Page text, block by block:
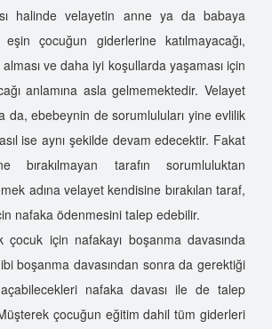
halinde velayetin anne ya da babaya
eşin çocuğun giderlerine katılmayacağı,
ve daha iyi koşullarda yaşaması için
anlamına asla gelmemektedir. Velayet
da, ebebeynin de sorumluluları yine evlilik
ise aynı şekilde devam edecektir. Fakat
bırakılmayan tarafın sorumluluktan
adına velayet kendisine bırakılan taraf,
nafaka ödenmesini talep edebilir.
çocuk için nafakayı boşanma davasında
boşanma davasından sonra da gerektiği
nafaka davası ile de talep
çocuğun eğitim dahil tüm giderleri